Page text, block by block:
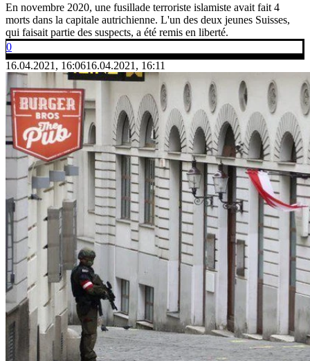
En novembre 2020, une fusillade terroriste islamiste avait fait 4
morts dans la capitale autrichienne. L'un des deux jeunes Suisses,
qui faisait partie des suspects, a été remis en liberté.
0
16.04.2021, 16:0616.04.2021, 16:11